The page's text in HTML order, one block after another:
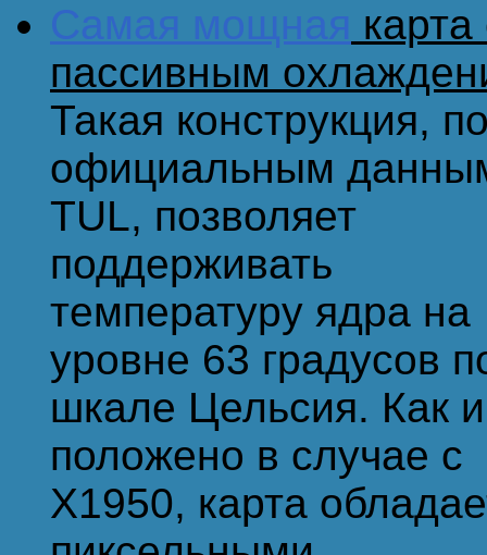
Самая мощная карта
пассивным
Такая конструкция,
официальным
TUL, позволяет
поддерживать
температуру ядра на
уровне 63 градусов
шкале Цельсия. Как и
положено в случае с
X1950, карта